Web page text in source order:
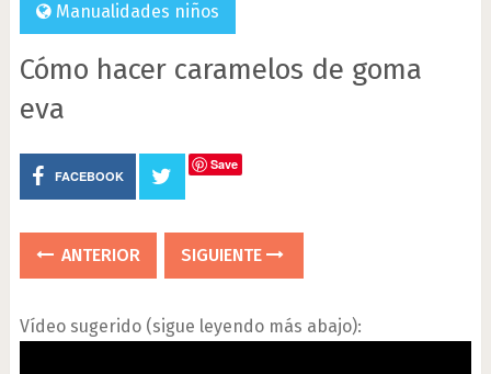
Manualidades niños
Cómo hacer caramelos de goma
eva
FACEBOOK
Save
ANTERIOR SIGUIENTE
Vídeo sugerido (sigue leyendo más abajo):